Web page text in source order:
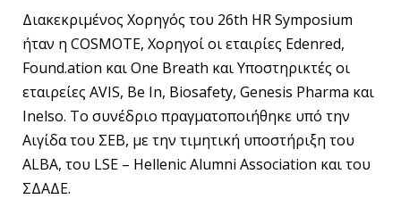
Διακεκριμένος Χορηγός του 26th HR Symposium
ήταν η COSMOTE, Χορηγοί οι εταιρίες Edenred,
Found.ation και One Breath και Υποστηρικτές οι
εταιρείες AVIS, Be In, Biosafety, Genesis Pharma και
Inelso. Το συνέδριο πραγματοποιήθηκε υπό την
Αιγίδα του ΣΕΒ, με την τιμητική υποστήριξη του
ALBA, του LSE – Hellenic Alumni Association και του
ΣΔΑΔΕ.